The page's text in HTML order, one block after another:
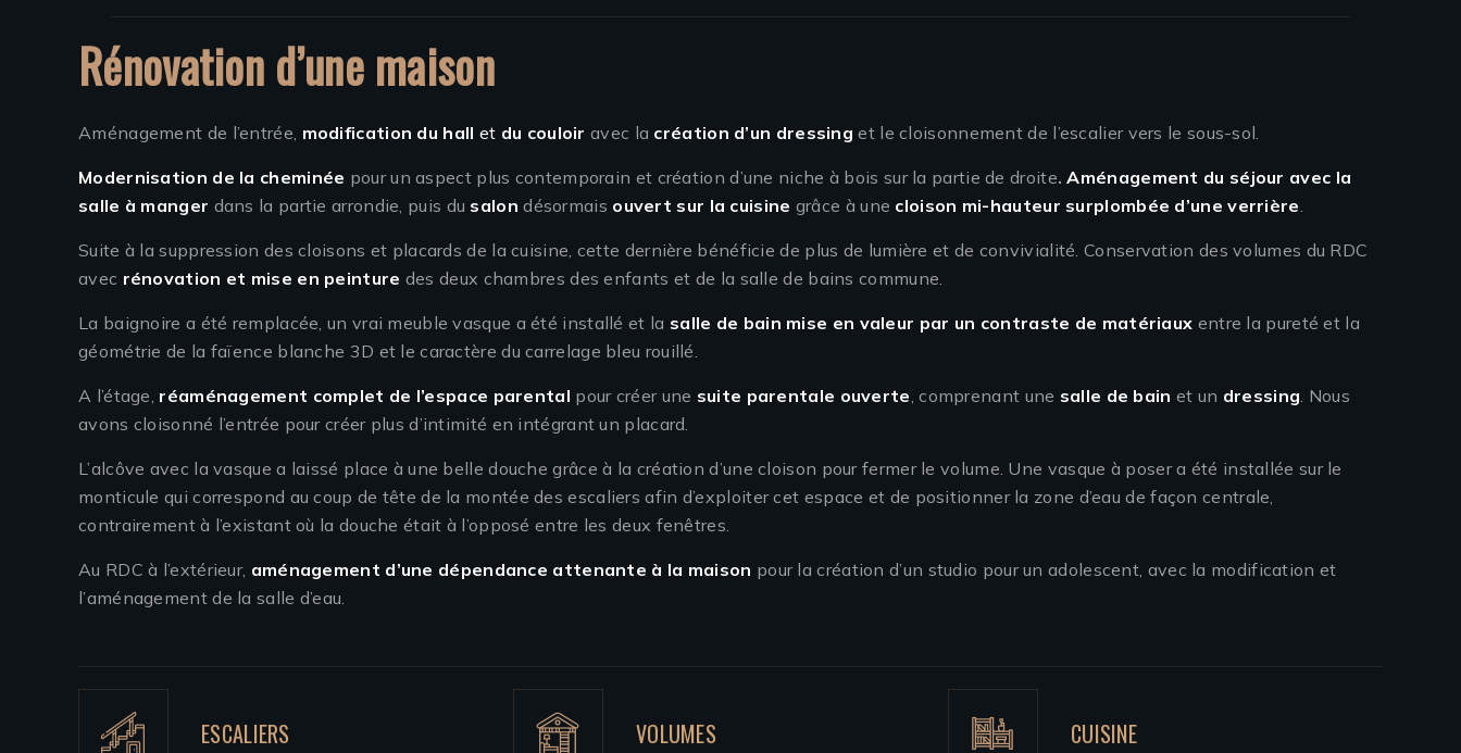
Rénovation d’une maison
Aménagement de l’entrée, modification du hall et du couloir avec la création d’un dressing et le cloisonnement de l’escalier vers le sous-sol.
Modernisation de la cheminée pour un aspect plus contemporain et création d’une niche à bois sur la partie de droite.Aménagement du séjour avec la
salle à manger dans la partie arrondie, puis du salondésormais ouvert sur la cuisine grâce à une cloison mi-hauteur surplombée d’une verrière.
Suite à la suppression des cloisons et placards de la cuisine, cette dernière bénéficie de plus de lumière et de convivialité. Conservation des volumes du RDC
avec rénovation et mise en peinture des deux chambres des enfants et de la salle de bains commune.
La baignoire a été remplacée, un vrai meuble vasque a été installé et la salle de bain mise en valeur par un contraste de matériaux entre la pureté et la
géométrie de la faïence blanche 3D et le caractère du carrelage bleu rouillé.
A l’étage, réaménagement complet de l’espace parental pour créer une suite parentale ouverte, comprenant une salle de bain et un dressing. Nous
avons cloisonné l’entrée pour créer plus d’intimité en intégrant un placard.
L’alcôve avec la vasque a laissé place à une belle douche grâce à la création d’une cloison pour fermer le volume. Une vasque à poser a été installée sur le
monticule qui correspond au coup de tête de la montée des escaliers afin d’exploiter cet espace et de positionner la zone d’eau de façon centrale,
contrairement à l’existant où la douche était à l’opposé entre les deux fenêtres.
Au RDC à l’extérieur, aménagement d’une dépendance attenante à la maison pour la création d’un studio pour un adolescent, avec la modification et
l’aménagement de la salle d’eau.
ESCALIERS VOLUMES CUISINE